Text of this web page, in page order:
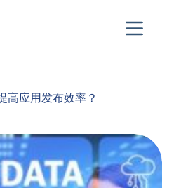
高应用发布效率？